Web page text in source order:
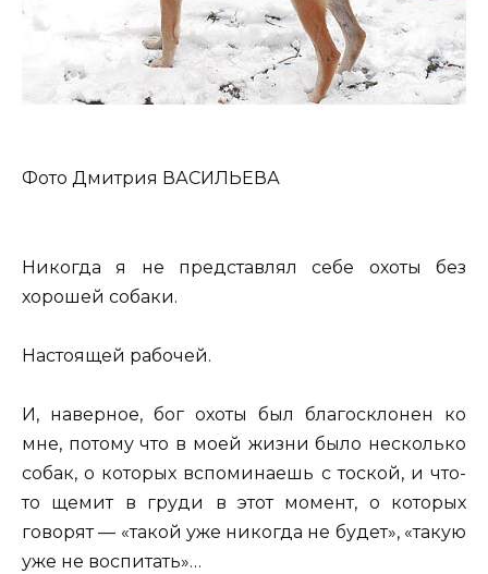
Фото Дмитрия ВАСИЛЬЕВА
Никогда я не представлял себе охоты без
хорошей собаки.
Настоящей рабочей.
И, наверное, бог охоты был благосклонен ко
мне, потому что в моей жизни было несколько
собак, о которых вспоминаешь с тоской, и что-
то щемит в груди в этот момент, о которых
говорят — «такой уже никогда не будет», «такую
уже не воспитать»…